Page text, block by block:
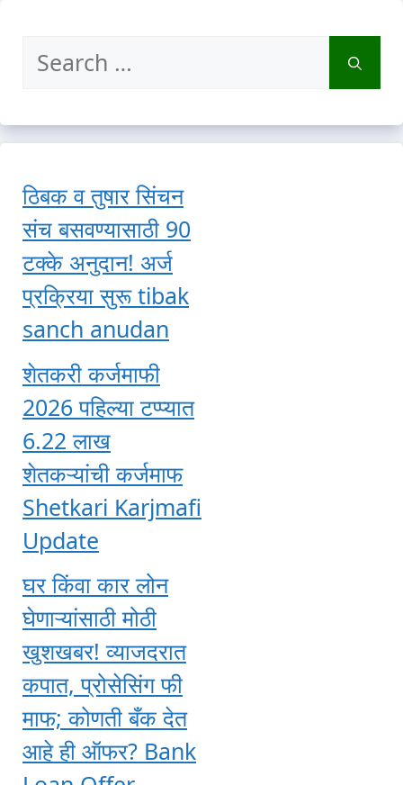
Search
ठिबक व तुषार सिंचन
संच बसवण्यासाठी 90
टक्के अनुदान! अर्ज
प्रक्रिया सुरू tibak
sanch anudan
शेतकरी कर्जमाफी
2026 पहिल्या टप्प्यात
6.22 लाख
शेतकऱ्यांची कर्जमाफ
Shetkari Karjmafi
Update
घर किंवा कार लोन
घेणाऱ्यांसाठी मोठी
खुशखबर! व्याजदरात
कपात, प्रोसेसिंग फी
माफ; कोणती बँक देत
आहे ही ऑफर? Bank